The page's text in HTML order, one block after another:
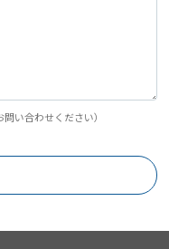
い合わせください）